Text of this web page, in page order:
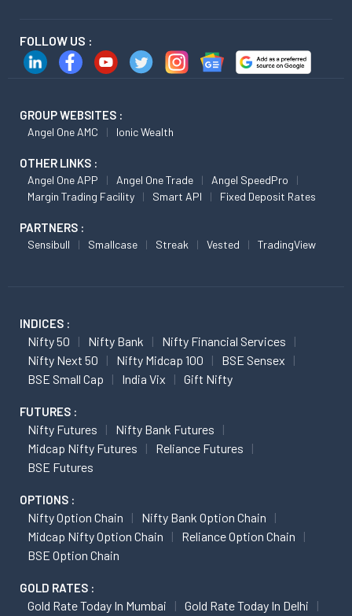
FOLLOW US :
GROUP WEBSITES :
Angel One AMC Ionic Wealth
OTHER LINKS :
Angel One APP Angel One Trade
Angel SpeedPro
Margin Trading Facility
Smart API Fixed Deposit Rates
PARTNERS :
Sensibull Smallcase Streak Vested TradingView
INDICES :
Nifty 50 Nifty Bank
Nifty Financial Services
Nifty Next 50
Nifty Midcap 100
BSE Sensex
BSE Small Cap
India Vix Gift Nifty
FUTURES :
Nifty Futures
Nifty Bank Futures
Midcap Nifty Futures
Reliance Futures
BSE Futures
OPTIONS :
Nifty Option Chain
Nifty Bank Option Chain
Midcap Nifty Option Chain
Reliance Option Chain
BSE Option Chain
GOLD RATES :
Gold Rate Today In Mumbai
Gold Rate Today In Delhi